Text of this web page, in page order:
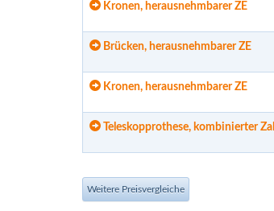
Kronen, herausnehmbarer ZE
Brücken, herausnehmbarer ZE
Kronen, herausnehmbarer ZE
Teleskopprothese, kombinierter
Weitere Preisvergleiche